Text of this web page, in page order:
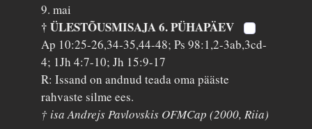
9. mai
† ÜLESTÕUSMISAJA 6. PÜHAPÄEV
Ap 10:25-26,34-35,44-48; Ps 98:1,2-3ab,3cd-
4; 1Jh 4:7-10; Jh 15:9-17
R: Issand on andnud teada oma pääste
rahvaste silme ees.
† isa Andrejs Pavlovskis OFMCap (2000, Riia)